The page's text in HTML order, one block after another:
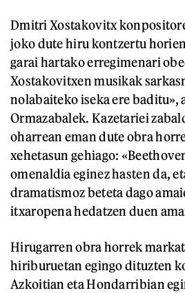
Dmitri Xostakovitx
joko dute hiru kontzertu
garai hartako erregimenari
Xostakovitxen musikak
nolabaiteko iseka ere baditu»,
Ormazabalek. Kazetariei
oharrean eman dute obra
xehetasun gehiago:
omenaldia eginez hasten da,
dramatismoz beteta dago
itxaropena hedatzen duen
Hirugarren obra horrek
hiriburuetan egingo dituzten
Azkoitian eta Hondarribian